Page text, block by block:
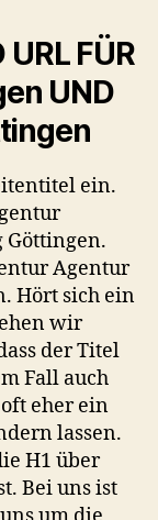
URL FÜR
UND
ein.
Agentur
Hört sich ein
wir
der Titel
Fall auch
eher ein
lassen.
H1 über
Bei uns ist